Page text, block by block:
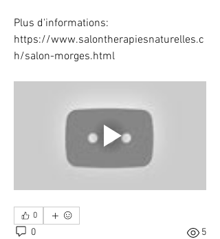
Plus d'informations:
https://www.salontherapiesnaturelles.c
h/salon-morges.html
0
0 5